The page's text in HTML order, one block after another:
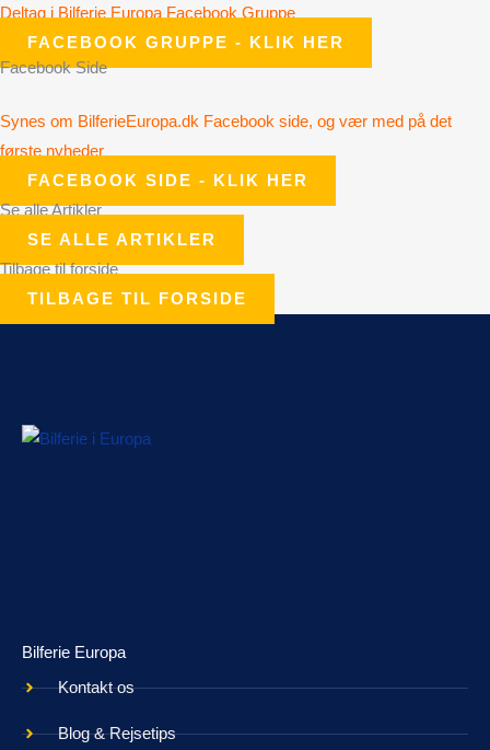
Deltag i Bilferie Europa Facebook Gruppe
FACEBOOK GRUPPE - KLIK HER
Facebook Side
Synes om BilferieEuropa.dk Facebook side, og vær med på det
første nyheder
FACEBOOK SIDE - KLIK HER
Se alle Artikler
SE ALLE ARTIKLER
Tilbage til forside
TILBAGE TIL FORSIDE
Bilferie Europa
Kontakt os
Blog & Rejsetips